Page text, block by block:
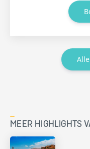
MEER HIGHLIGHTS